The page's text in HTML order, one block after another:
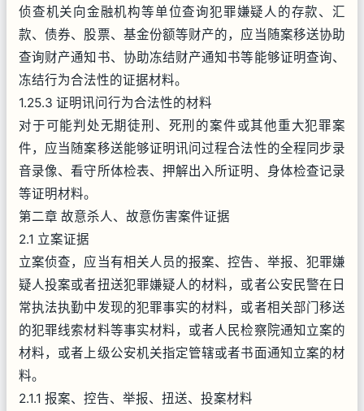
侦查机关向金融机构等单位查询犯罪嫌疑人的存款、汇
款、债券、股票、基金份额等财产的，应当随案移送协助
查询财产通知书、协助冻结财产通知书等能够证明查询、
冻结行为合法性的证据材料。
1.25.3 证明讯问行为合法性的材料
对于可能判处无期徒刑、死刑的案件或其他重大犯罪案
件，应当随案移送能够证明讯问过程合法性的全程同步录
音录像、看守所体检表、押解出入所证明、身体检查记录
等证明材料。
第二章 故意杀人、故意伤害案件证据
2.1 立案证据
立案侦查，应当有相关人员的报案、控告、举报、犯罪嫌
疑人投案或者扭送犯罪嫌疑人的材料，或者公安民警在日
常执法执勤中发现的犯罪事实的材料，或者相关部门移送
的犯罪线索材料等事实材料，或者人民检察院通知立案的
材料，或者上级公安机关指定管辖或者书面通知立案的材
料。
2.1.1 报案、控告、举报、扭送、投案材料